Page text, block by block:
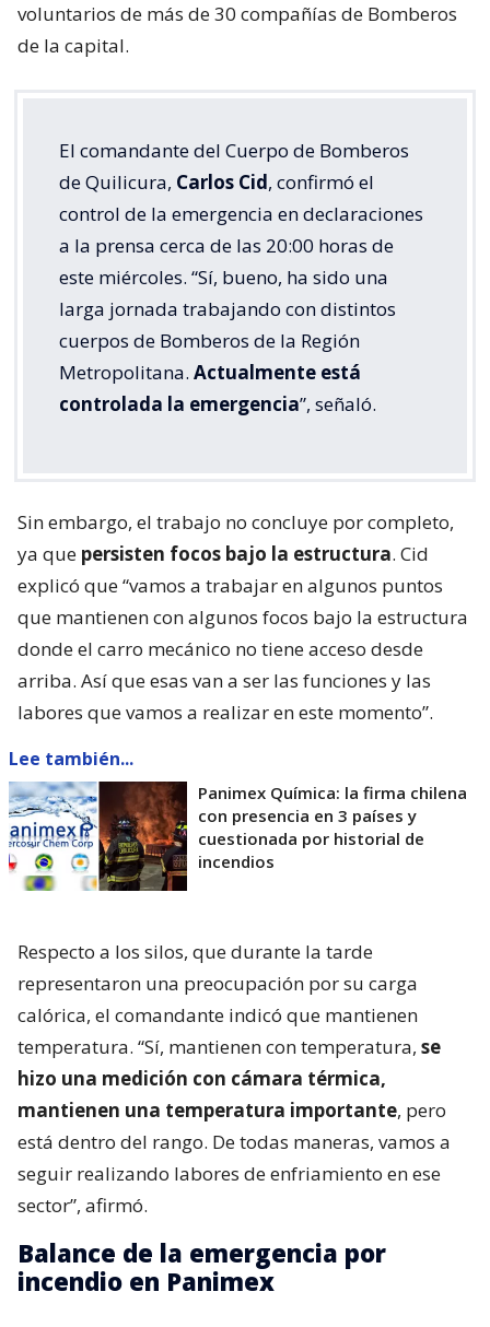
voluntarios de más de 30 compañías de Bomberos
de la capital.
El comandante del Cuerpo de Bomberos
de Quilicura, Carlos Cid, confirmó el
control de la emergencia en declaraciones
a la prensa cerca de las 20:00 horas de
este miércoles. “Sí, bueno, ha sido una
larga jornada trabajando con distintos
cuerpos de Bomberos de la Región
Metropolitana. Actualmente está
controlada la emergencia”, señaló.
Sin embargo, el trabajo no concluye por completo,
ya que persisten focos bajo la estructura. Cid
explicó que “vamos a trabajar en algunos puntos
que mantienen con algunos focos bajo la estructura
donde el carro mecánico no tiene acceso desde
arriba. Así que esas van a ser las funciones y las
labores que vamos a realizar en este momento”.
Lee también...
Panimex Química: la firma chilena
con presencia en 3 países y
cuestionada por historial de
incendios
Respecto a los silos, que durante la tarde
representaron una preocupación por su carga
calórica, el comandante indicó que mantienen
temperatura. “Sí, mantienen con temperatura, se
hizo una medición con cámara térmica,
mantienen una temperatura importante, pero
está dentro del rango. De todas maneras, vamos a
seguir realizando labores de enfriamiento en ese
sector”, afirmó.
Balance de la emergencia por
incendio en Panimex